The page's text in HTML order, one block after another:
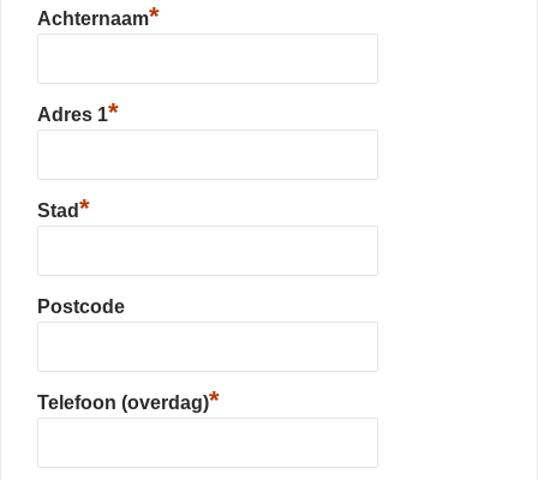
Achternaam*
Adres 1*
Stad*
Postcode
Telefoon (overdag)*